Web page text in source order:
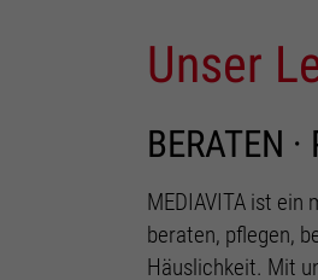
Unser
BERATEN ·
MEDIAVITA ist
beraten, pflegen,
Häuslichkeit. Mit